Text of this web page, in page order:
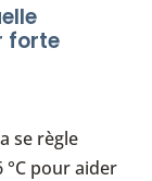
forte
se règle
°C pour aider